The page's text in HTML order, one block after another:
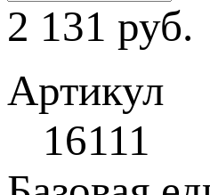
2 131 руб.
Артикул
16111